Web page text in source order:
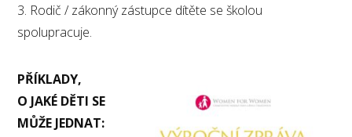
3. Rodič / zákonný zástupce dítěte se školou
spolupracuje.
PŘÍKLADY,
O JAKÉ DĚTI SE
MŮŽE JEDNAT: